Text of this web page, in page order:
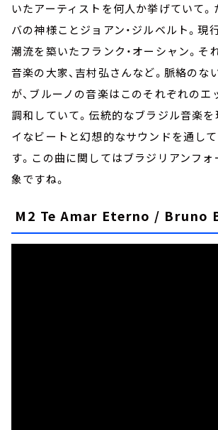
いたアーティストを何人か挙げていて。
バの神様ことジョアン・ジルベルト。現
潮流を築いたフランク・オーシャン。そ
音楽の大家、吉村弘さんなど。脈絡のな
が、ブルーノの音楽はこのそれぞれのエ
調和していて。伝統的なブラジル音楽
イなビートと幻想的なサウンドを通し
す。この曲に関してはブラジリアンフ
象ですね。
M2 Te Amar Eterno / Bruno